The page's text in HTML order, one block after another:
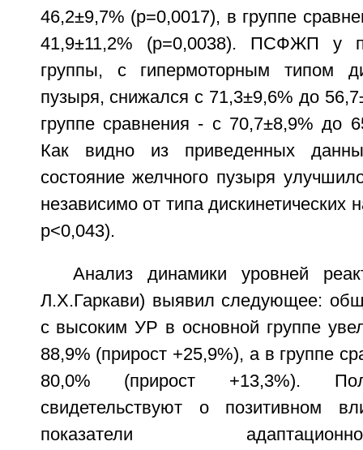
46,2±9,7% (р=0,0017), в группе
41,9±11,2% (р=0,0038). ПСФЖП у
группы, с гипермоторным типом
пузыря, снижался с 71,3±9,6% до
группе сравнения - с 70,7±8,9% до
Как видно из приведенных
состояние желчного пузыря
независимо от типа дискинетических
р<0,043).
Анализ динамики уровней
Л.Х.Гаркави) выявил следующее:
с высоким УР в основной группе
88,9% (прирост +25,9%), а в группе
80,0% (прирост +13,3%).
свидетельствуют о позитивном
показатели адаптационно-